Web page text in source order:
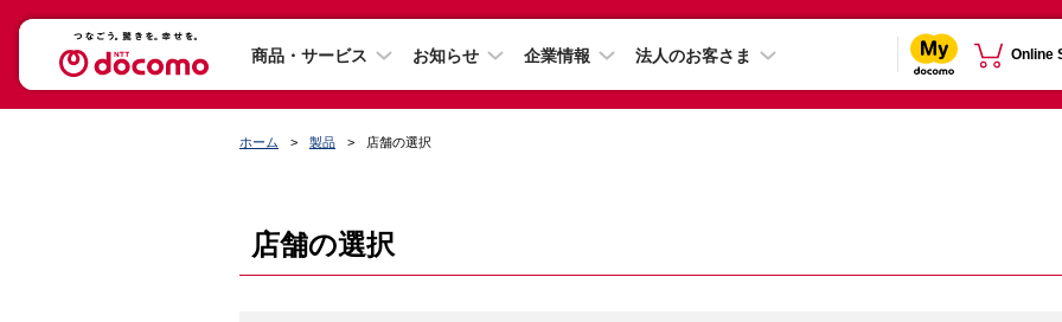
商品・サービス お知らせ 企業情報 法人のお客さま Online
ホーム 製品 店舗の選択
店舗の選択